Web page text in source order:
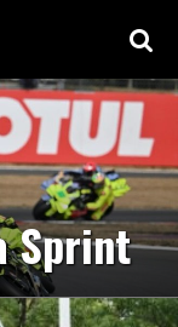
Sprint